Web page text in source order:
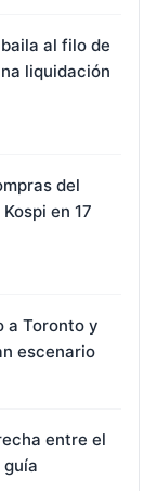
al filo de
liquidación
del
en 17
a Toronto y
escenario
entre el